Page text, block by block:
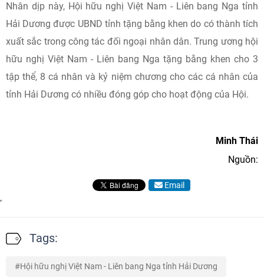
Nhân dịp này, Hội hữu nghị Việt Nam - Liên bang Nga tỉnh
Hải Dương được UBND tỉnh tặng bằng khen do có thành tích
xuất sắc trong công tác đối ngoại nhân dân. Trung ương hội
hữu nghị Việt Nam - Liên bang Nga tặng bằng khen cho 3
tập thể, 8 cá nhân và kỷ niệm chương cho các cá nhân của
tỉnh Hải Dương có nhiều đóng góp cho hoạt động của Hội.
Minh Thái
Nguồn:
Email
Tags:
Hội hữu nghị Việt Nam - Liên bang Nga tỉnh Hải Dương